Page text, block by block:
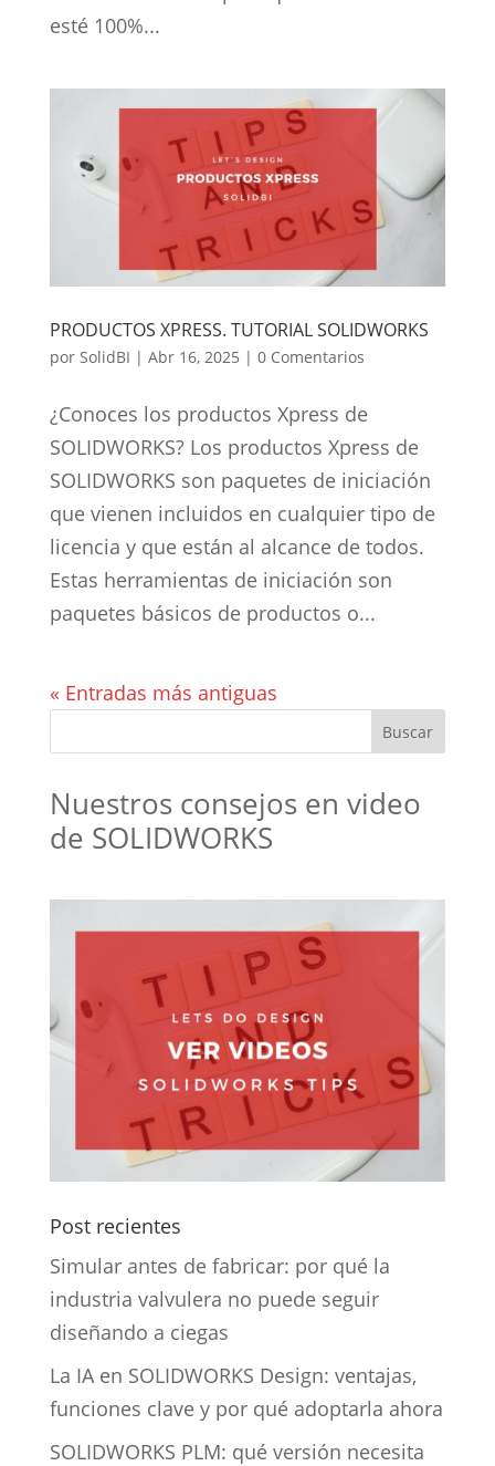
esté 100%...
PRODUCTOS XPRESS. TUTORIAL SOLIDWORKS
por SolidBI | Abr 16, 2025 | 0 Comentarios
¿Conoces los productos Xpress de
SOLIDWORKS? Los productos Xpress de
SOLIDWORKS son paquetes de iniciación
que vienen incluidos en cualquier tipo de
licencia y que están al alcance de todos.
Estas herramientas de iniciación son
paquetes básicos de productos o...
« Entradas más antiguas
Nuestros consejos en video
de SOLIDWORKS
Post recientes
Simular antes de fabricar: por qué la
industria valvulera no puede seguir
diseñando a ciegas
La IA en SOLIDWORKS Design: ventajas,
funciones clave y por qué adoptarla ahora
SOLIDWORKS PLM: qué versión necesita